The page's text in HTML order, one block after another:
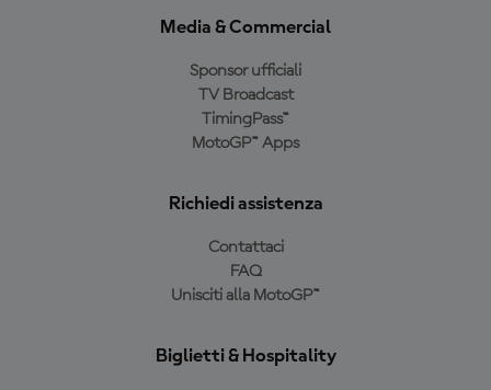
Media & Commercial
Sponsor ufficiali
TV Broadcast
TimingPass™
MotoGP™ Apps
Richiedi assistenza
Contattaci
FAQ
Unisciti alla MotoGP™
Biglietti & Hospitality